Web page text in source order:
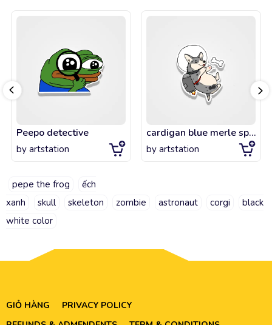
Peepo detective
by artstation
cardigan blue merle space corgi with jetpack
by artstation
pepe the frog
ếch
xanh
skull skeleton zombie astronaut corgi
black
white color
GIỎ HÀNG
PRIVACY POLICY